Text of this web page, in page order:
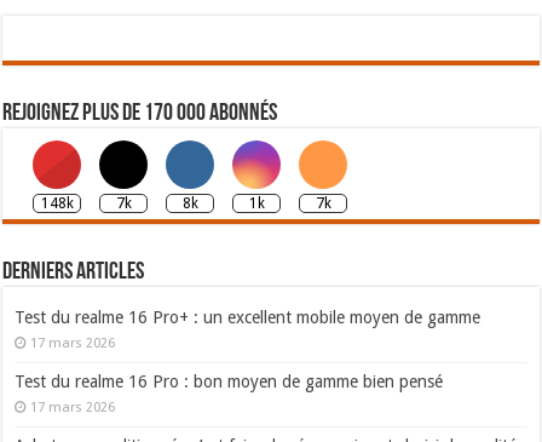
Rejoignez plus de 170 000 abonnés
148k 7k 8k 1k 7k
Derniers articles
Test du realme 16 Pro+ : un excellent mobile moyen de gamme
17 mars 2026
Test du realme 16 Pro : bon moyen de gamme bien pensé
17 mars 2026